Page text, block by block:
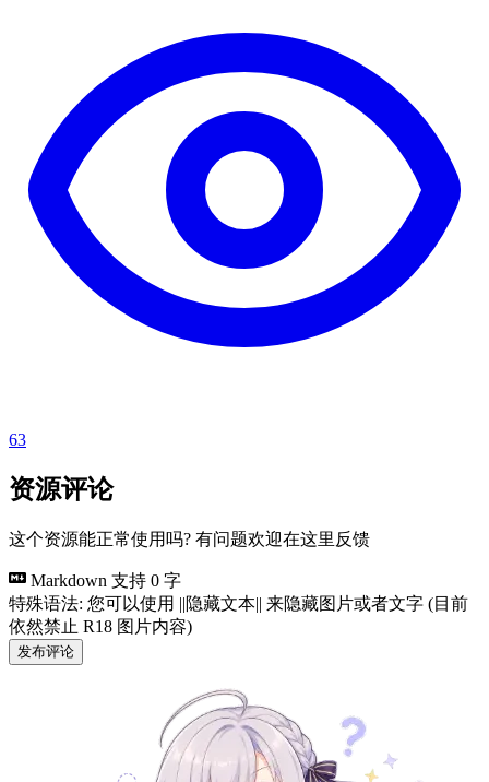
63
资源评论
这个资源能正常使用吗? 有问题欢迎在这里反馈
Markdown 支持 0 字
特殊语法: 您可以使用 ||隐藏文本|| 来隐藏图片或者文字 (目前
依然禁止 R18 图片内容)
发布评论